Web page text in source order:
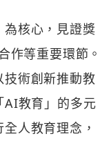
核心，見證獎
作等重要環節。
術創新推動教
AI教育」的多元
人教育理念，